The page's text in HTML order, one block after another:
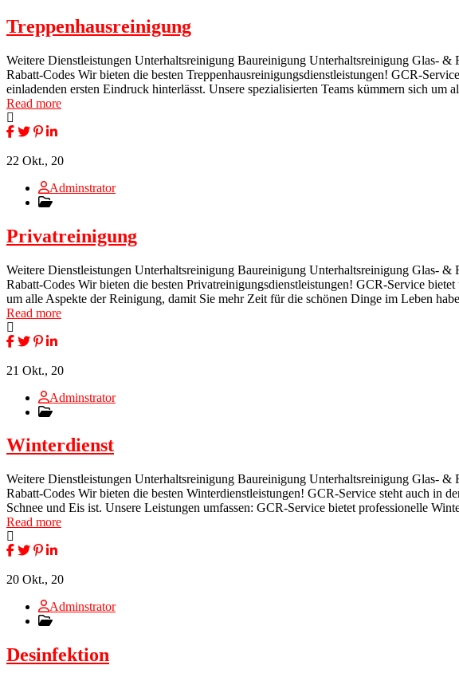
Treppenhausreinigung
Weitere Dienstleistungen Unterhaltsreinigung Baureinigung Unterhaltsreinigung Glas-
Rabatt-Codes Wir bieten die besten Treppenhausreinigungsdienstleistungen! GCR-
einladenden ersten Eindruck hinterlässt. Unsere spezialisierten Teams kümmern sich
Read more
22 Okt., 20
Adminstrator
Privatreinigung
Weitere Dienstleistungen Unterhaltsreinigung Baureinigung Unterhaltsreinigung Glas-
Rabatt-Codes Wir bieten die besten Privatreinigungsdienstleistungen! GCR-Service
um alle Aspekte der Reinigung, damit Sie mehr Zeit für die schönen Dinge im Leben
Read more
21 Okt., 20
Adminstrator
Winterdienst
Weitere Dienstleistungen Unterhaltsreinigung Baureinigung Unterhaltsreinigung Glas-
Rabatt-Codes Wir bieten die besten Winterdienstleistungen! GCR-Service steht auch in
Schnee und Eis ist. Unsere Leistungen umfassen: GCR-Service bietet professionelle
Read more
20 Okt., 20
Adminstrator
Desinfektion